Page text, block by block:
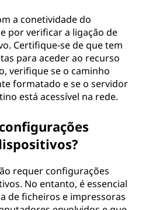
a conetividade do
por verificar a ligação de
Certifique-se de que tem
para aceder ao recurso
verifique se o caminho
formatado e se o servidor
está acessível na rede.
requer configurações
No entanto, é essencial
de ficheiros e impressoras